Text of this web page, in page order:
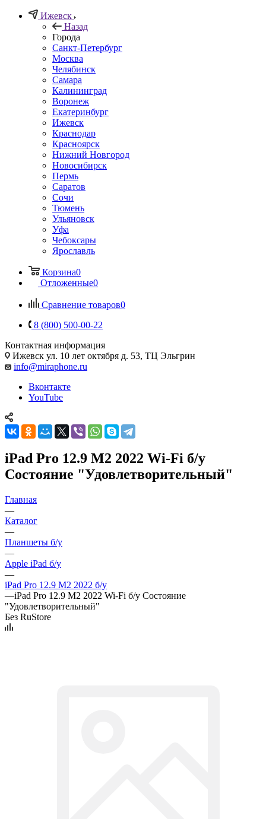
Ижевск
Назад
Города
Санкт-Петербург
Москва
Челябинск
Самара
Калининград
Воронеж
Екатеринбург
Ижевск
Краснодар
Красноярск
Нижний Новгород
Новосибирск
Пермь
Саратов
Сочи
Тюмень
Ульяновск
Уфа
Чебоксары
Ярославль
Корзина0
Отложенные0
Сравнение товаров0
8 (800) 500-00-22
Контактная информация
Ижевск ул. 10 лет октября д. 53, ТЦ Эльгрин
info@miraphone.ru
Вконтакте
YouTube
iPad Pro 12.9 M2 2022 Wi-Fi б/у
Состояние "Удовлетворительный"
Главная
—
Каталог
—
Планшеты б/у
—
Apple iPad б/у
—
iPad Pro 12.9 M2 2022 б/у
—iPad Pro 12.9 M2 2022 Wi-Fi б/у Состояние
"Удовлетворительный"
Без RuStore